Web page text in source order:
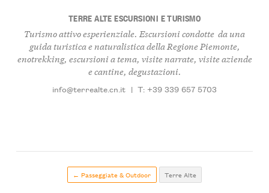
TERRE ALTE ESCURSIONI E TURISMO
Turismo attivo esperienziale. Escursioni condotte da una
guida turistica e naturalistica della Regione Piemonte,
enotrekking, escursioni a tema, visite narrate, visite aziende
e cantine, degustazioni.
info@terrealte.cn.it | T: +39 339 657 5703
← Passeggiate & Outdoor Terre Alte